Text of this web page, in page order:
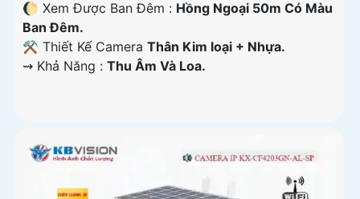
🌔 Xem Được Ban Đêm : Hồng Ngoại 50m Có Màu
Ban Ðêm.
⚒ Thiết Kế Camera Thân Kim loại + Nhựa.
️⇝ Khả Năng : Thu Âm Và Loa.